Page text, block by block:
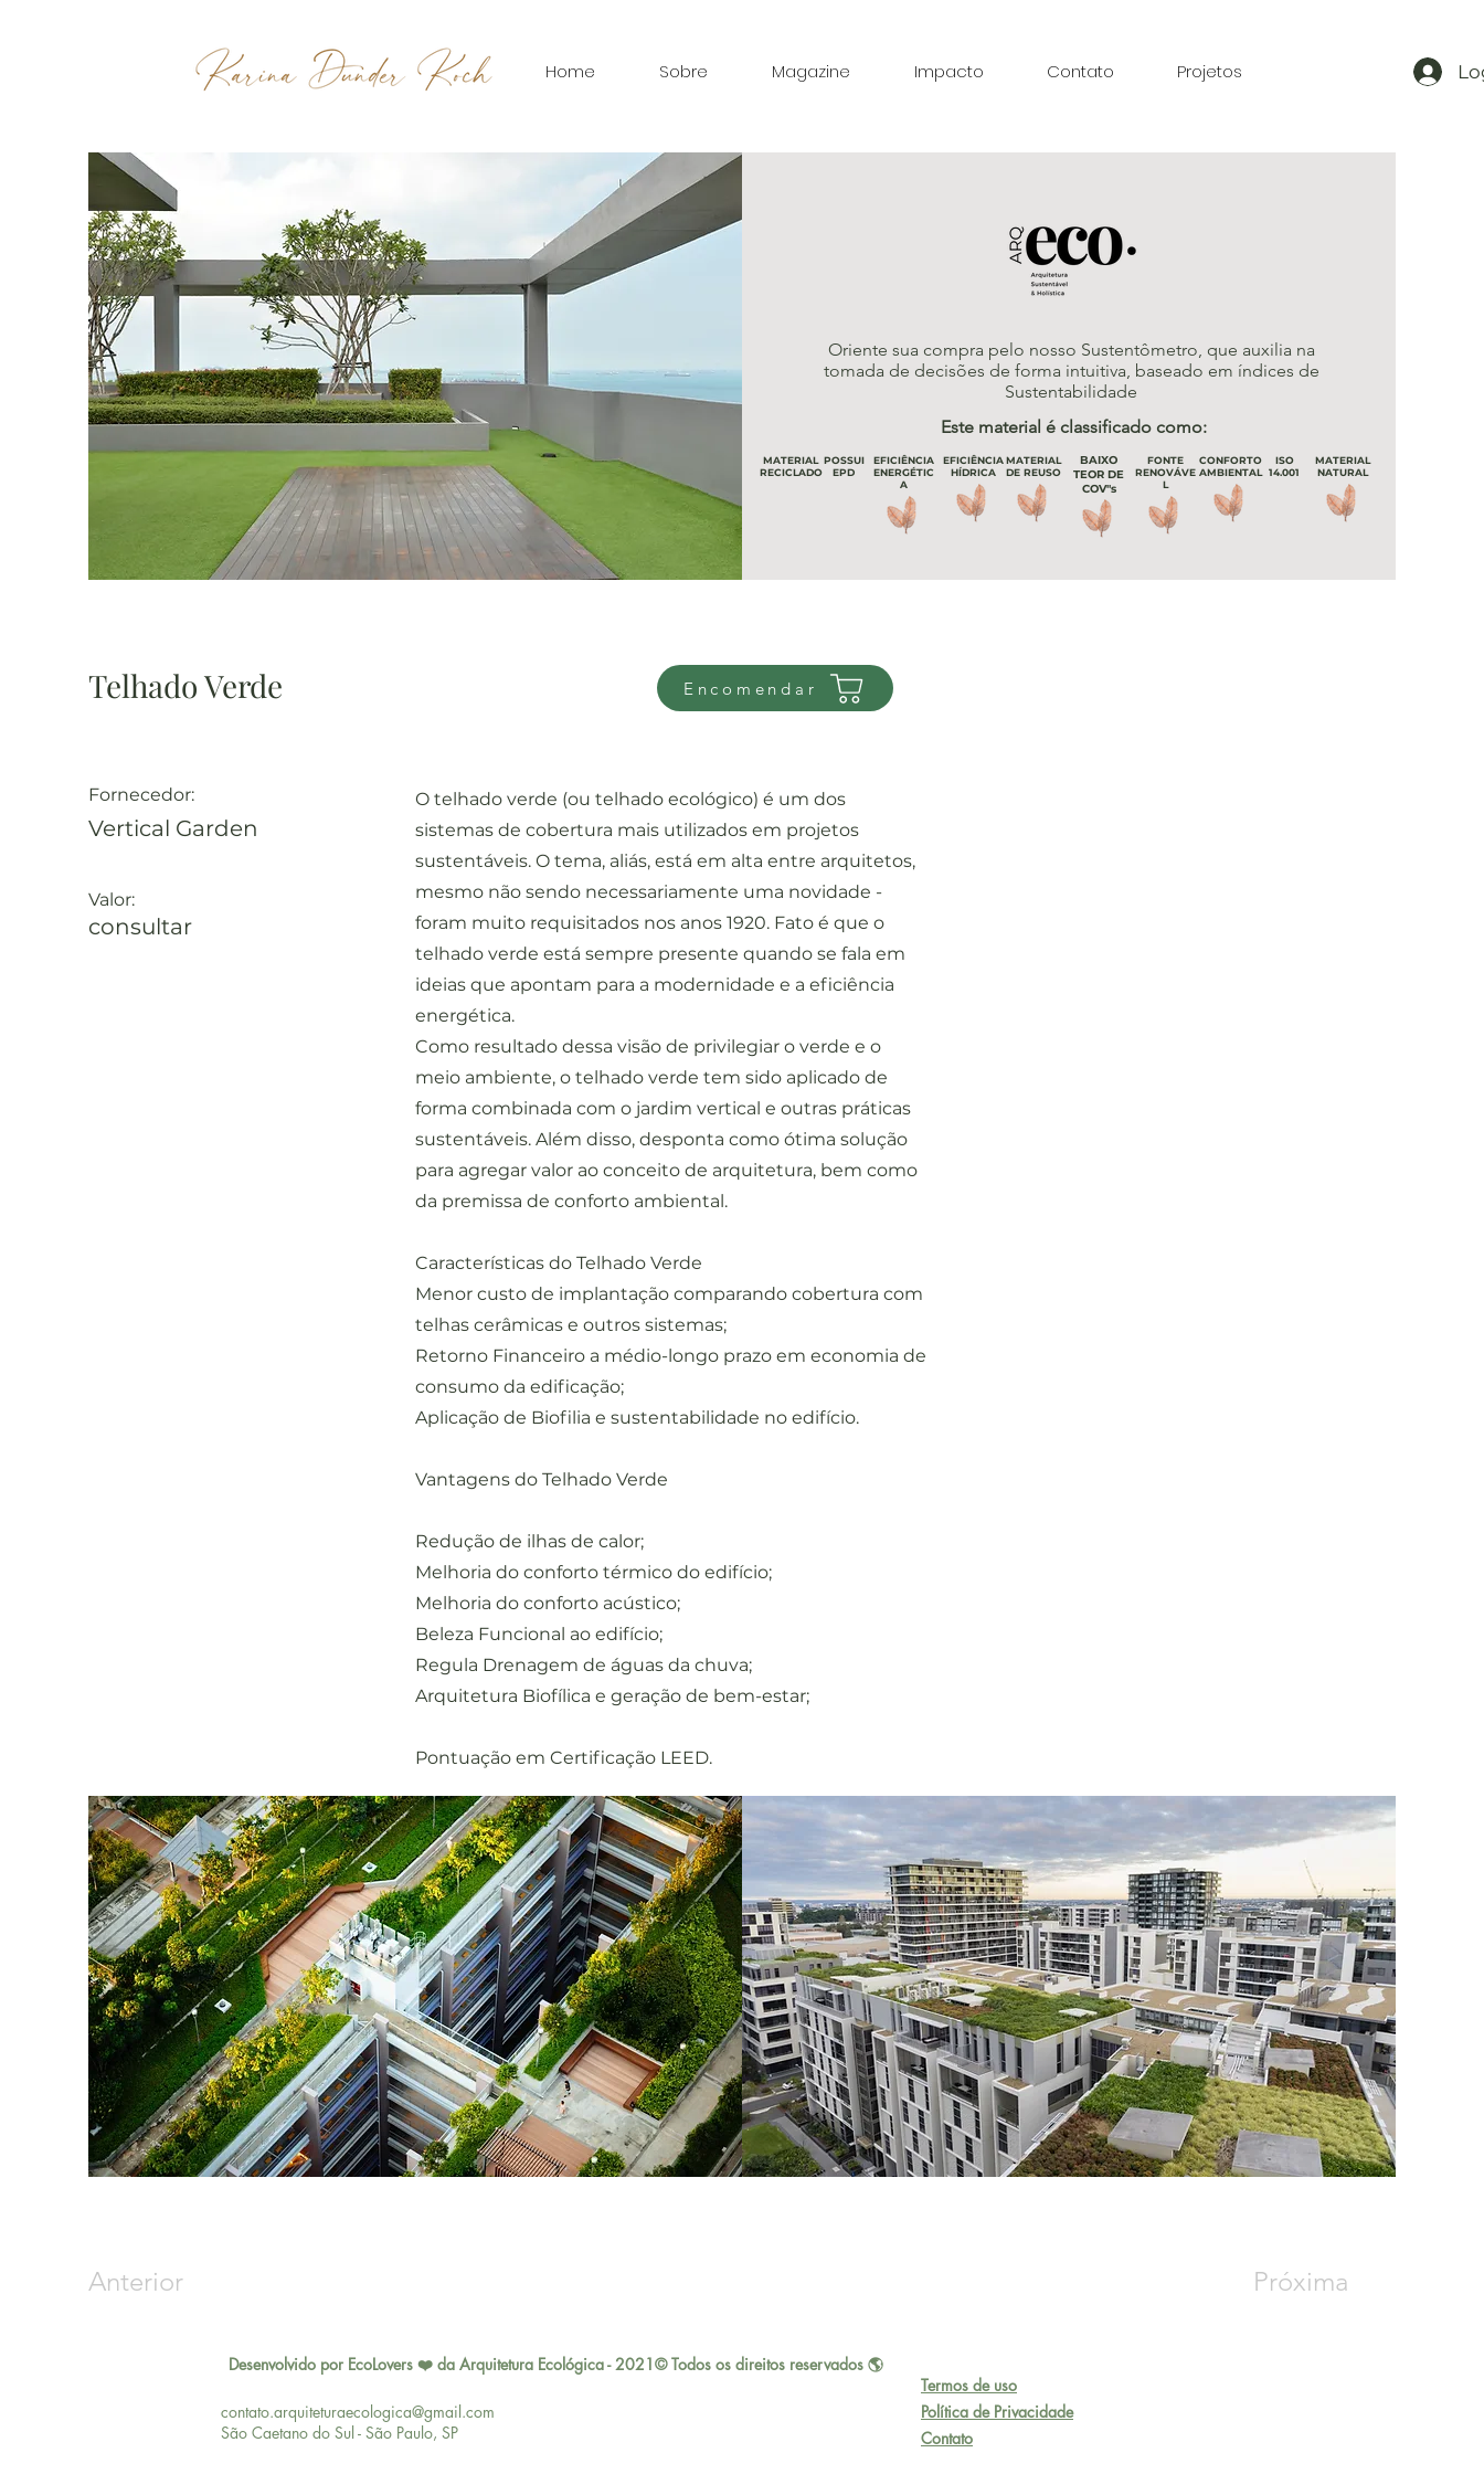
Home Sobre Magazine Impacto Contato Projetos
Oriente sua compra pelo nosso Sustentômetro, que auxilia na
tomada de decisões de forma intuitiva, baseado em índices de
Sustentabilidade
Este material é classificado como:
MATERIAL
RECICLADO
POSSUI
EPD
EFICIÊNCIA
ENERGÉTIC
A
EFICIÊNCIA
HÍDRICA
MATERIAL
DE REUSO
BAIXO
TEOR DE
COV"s
FONTE
RENOVÁVE
L
CONFORTO
AMBIENTAL
ISO
14.001
MATERIAL
NATURAL
Telhado Verde Encomendar
Fornecedor:
Vertical Garden
Valor:
consultar
O telhado verde (ou telhado ecológico) é um dos
sistemas de cobertura mais utilizados em projetos
sustentáveis. O tema, aliás, está em alta entre arquitetos,
mesmo não sendo necessariamente uma novidade -
foram muito requisitados nos anos 1920. Fato é que o
telhado verde está sempre presente quando se fala em
ideias que apontam para a modernidade e a eficiência
energética.
Como resultado dessa visão de privilegiar o verde e o
meio ambiente, o telhado verde tem sido aplicado de
forma combinada com o jardim vertical e outras práticas
sustentáveis. Além disso, desponta como ótima solução
para agregar valor ao conceito de arquitetura, bem como
da premissa de conforto ambiental.
Características do Telhado Verde
Menor custo de implantação comparando cobertura com
telhas cerâmicas e outros sistemas;
Retorno Financeiro a médio-longo prazo em economia de
consumo da edificação;
Aplicação de Biofilia e sustentabilidade no edifício.
Vantagens do Telhado Verde
Redução de ilhas de calor;
Melhoria do conforto térmico do edifício;
Melhoria do conforto acústico;
Beleza Funcional ao edifício;
Regula Drenagem de águas da chuva;
Arquitetura Biofílica e geração de bem-estar;
Pontuação em Certificação LEED.
Anterior Próxima
Desenvolvido por EcoLovers ❤️ da Arquitetura Ecológica - 2021© Todos os direitos reservados 🌎
Termos de uso
contato.arquiteturaecologica@gmail.com
São Caetano do Sul - São Paulo, SP
Política de Privacidade
Contato